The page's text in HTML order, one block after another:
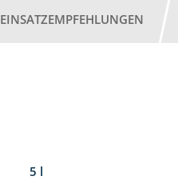
EINSATZEMPFEHLUNGEN
5 l